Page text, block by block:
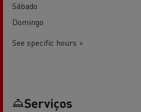
Sábado
Domingo
See specific hours >
Serviços